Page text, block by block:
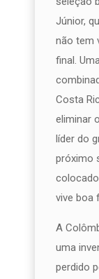
Júnior,
não tem
final.
Costa
eliminar
líder do
próximo
vive boa
A
uma
perdido